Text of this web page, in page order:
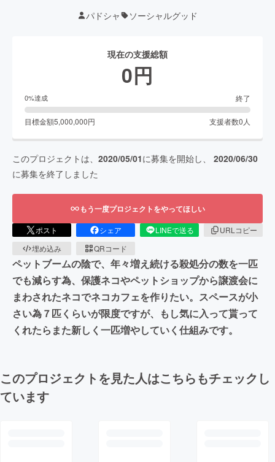
パドシャ ソーシャルグッド
現在の支援総額
0円
0%達成 終了
目標金額5,000,000円 支援者数0 人
このプロジェクトは、 2020/05/01に募集を開始し、 2020/06/30
に募集を終了しました
もう一度プロジェクトをやってほしい
ポスト シェア LINEで送る
URLコピー
埋め込み
QRコード
ペットブームの陰で、年々増え続ける殺処分の数を一匹
でも減らす為、保護ネコやペットショップから譲渡会に
まわされたネコでネコカフェを作りたい。スペースが小
さい為７匹くらいが限度ですが、もし気に入って貰って
くれたらまた新しく一匹増やしていく仕組みです。
このプロジェクトを見た人はこちらもチェックし
ています